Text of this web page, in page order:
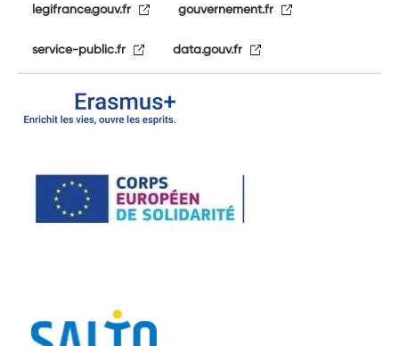
legifrance.gouv.fr gouvernement.fr
service-public.fr data.gouv.fr